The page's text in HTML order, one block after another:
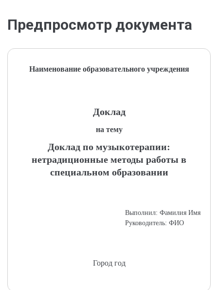
Предпросмотр документа
Наименование образовательного учреждения
Доклад
на тему
Доклад по музыкотерапии:
нетрадиционные методы работы в
специальном образовании
Выполнил: Фамилия Имя
Руководитель: ФИО
Город год